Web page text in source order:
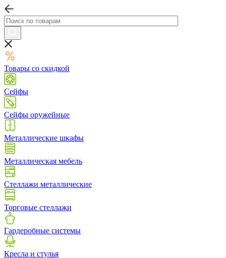
Товары со скидкой
Сейфы
Сейфы оружейные
Металлические шкафы
Металлическая мебель
Стеллажи металлические
Торговые стеллажи
Гардеробные системы
Кресла и стулья